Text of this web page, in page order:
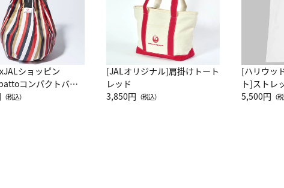
ショッピン
コンパクトバッ
客室乗務員
（税込）
[JALオリジナル]肩掛けトート
レッド
3,850円 （税込）
[ハリウッ
ト]ストレ
ーネック
5,500円 （